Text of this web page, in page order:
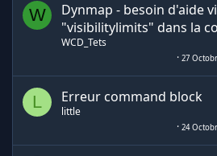
W
Dynmap - besoin d'aide
"visibilitylimits" dans la
WCD_Tets
27
L Erreur command block
little
24